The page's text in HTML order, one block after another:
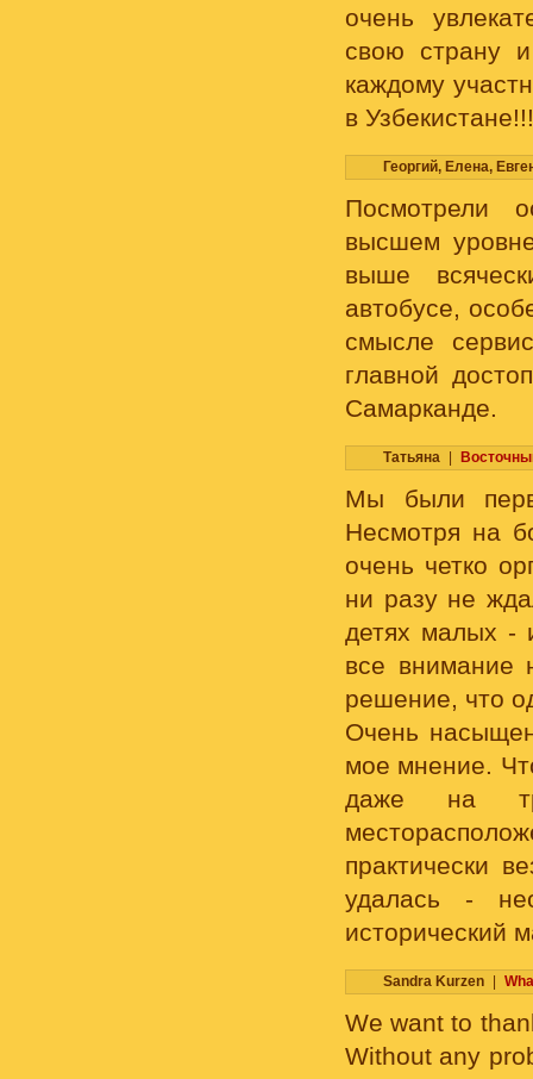
очень
свою страну
каждому
в Узбекистане!!!
Георгий, Елена,
Посмотрели
высшем
выше
автобусе,
смысле
главной
Самарканде.
Татьяна
Мы были
Несмотря на
очень четко
ни разу не
детях малых -
все внимание
решение, что
Очень
мое мнение.
даже на
практически
удалась -
исторический
Sandra Kurzen
We want to
Without any